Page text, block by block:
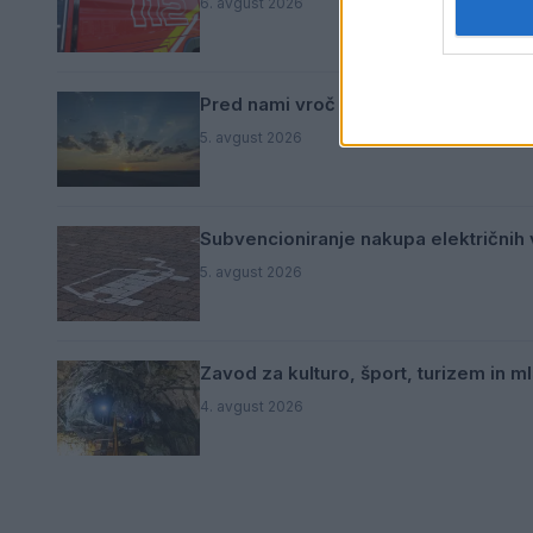
Pred nami vroč četrtek, v petek
5. avgust 2026
Subvencioniranje nakupa
5. avgust 2026
Zavod za kulturo, šport, turizem in
4. avgust 2026